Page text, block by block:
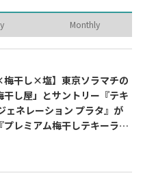
イベント一覧
Bar & Restaurant
Monthly
梅干し×塩】東京ソラマチの
干し屋」とサントリー『テキ
ェネレーション プラタ』が
プレミアム梅干しテキーラソ